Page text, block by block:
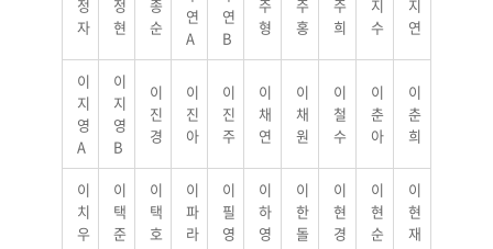
정
자
정
현
종
순
연
A
연
B
주
형
주
홍
주
희
지
수
지
연
이
지
영
A
이
지
영
B
이
진
경
이
진
아
이
진
주
이
채
연
이
채
원
이
철
수
이
춘
아
이
춘
희
이
치
우
이
택
준
이
택
호
이
파
라
이
필
영
이
하
영
이
한
돌
이
현
경
이
현
순
이
현
재